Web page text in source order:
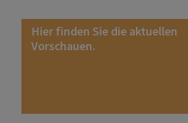
Hier finden Sie die aktuellen
Vorschauen.